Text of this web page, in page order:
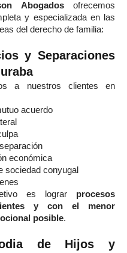
Abogadosofrecemos
y especializada en las
del derecho de familia:
y Separaciones
a nuestros clientes en
acuerdo
económica
sociedad conyugal
es lograr procesos
y con el menor
posible.
de Hijos y